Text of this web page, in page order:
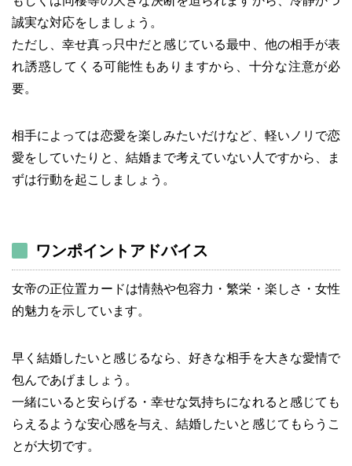
誠実な対応をしましょう。
ただし、幸せ真っ只中だと感じている最中、他の相手が表
れ誘惑してくる可能性もありますから、十分な注意が必
要。
相手によっては恋愛を楽しみたいだけなど、軽いノリで恋
愛をしていたりと、結婚まで考えていない人ですから、ま
ずは行動を起こしましょう。
ワンポイントアドバイス
女帝の正位置カードは情熱や包容力・繁栄・楽しさ・女性
的魅力を示しています。
早く結婚したいと感じるなら、好きな相手を大きな愛情で
包んであげましょう。
一緒にいると安らげる・幸せな気持ちになれると感じても
らえるような安心感を与え、結婚したいと感じてもらうこ
とが大切です。